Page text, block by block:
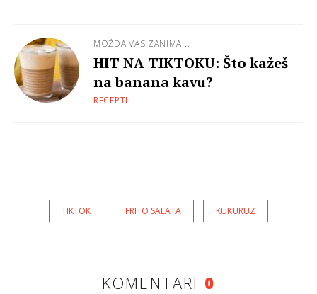
MOŽDA VAS ZANIMA...
HIT NA TIKTOKU: Što kažeš
na banana kavu?
RECEPTI
TIKTOK FRITO SALATA KUKURUZ
KOMENTARI 0